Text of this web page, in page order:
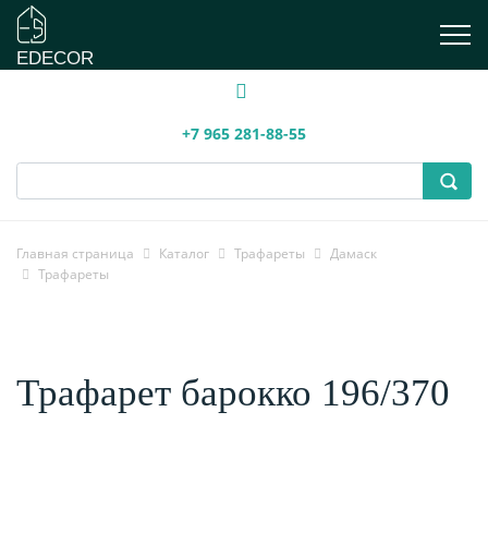
EDECOR
+7 965 281-88-55
Главная страница Каталог Трафареты
Дамаск
Трафареты
Трафарет барокко 196/370